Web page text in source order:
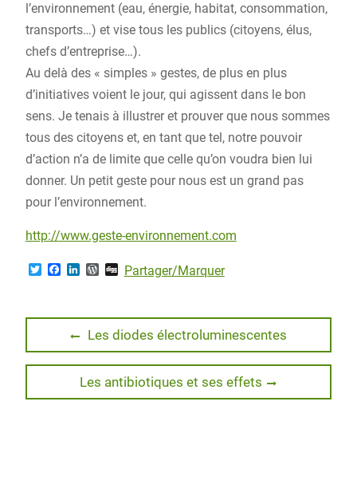
l’environnement (eau, énergie, habitat, consommation,
transports…) et vise tous les publics (citoyens, élus,
chefs d’entreprise…).
Au delà des « simples » gestes, de plus en plus
d’initiatives voient le jour, qui agissent dans le bon
sens. Je tenais à illustrer et prouver que nous sommes
tous des citoyens et, en tant que tel, notre pouvoir
d’action n’a de limite que celle qu’on voudra bien lui
donner. Un petit geste pour nous est un grand pas
pour l’environnement.
http://www.geste-environnement.com
T
t
F
b
L
e
d
W
P
r
DPartager/Marquer
Navigation
de
l’article
Previous
post:
Les diodes électroluminescentes
Next
post:
Les antibiotiques et ses effets